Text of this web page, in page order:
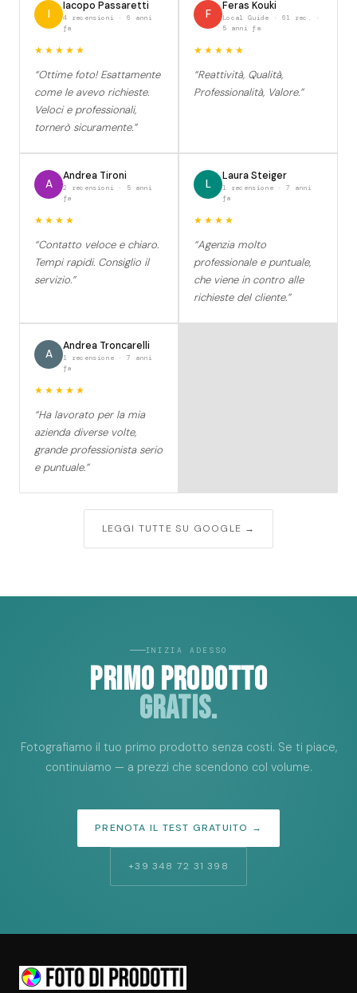
I
Iacopo Passaretti
4 recensioni · 6 anni
fa
★★★★★
“Ottime foto! Esattamente
come le avevo richieste.
Veloci e professionali,
tornerò sicuramente.”
F
Feras Kouki
Local Guide · 61 rec. ·
5 anni fa
★★★★★
“Reattività, Qualità,
Professionalità, Valore.”
A
Andrea Tironi
2 recensioni · 5 anni
fa
★★★★
“Contatto veloce e chiaro.
Tempi rapidi. Consiglio il
servizio.”
L
Laura Steiger
1 recensione · 7 anni
fa
★★★★
“Agenzia molto
professionale e puntuale,
che viene in contro alle
richieste del cliente.”
A
Andrea Troncarelli
1 recensione · 7 anni
fa
★★★★★
“Ha lavorato per la mia
azienda diverse volte,
grande professionista serio
e puntuale.”
LEGGI TUTTE SU GOOGLE →
INIZIA ADESSO
PRIMO PRODOTTO
GRATIS.
Fotografiamo il tuo primo prodotto senza costi. Se ti piace,
continuiamo — a prezzi che scendono col volume.
PRENOTA IL TEST GRATUITO →
+39 348 72 31 398